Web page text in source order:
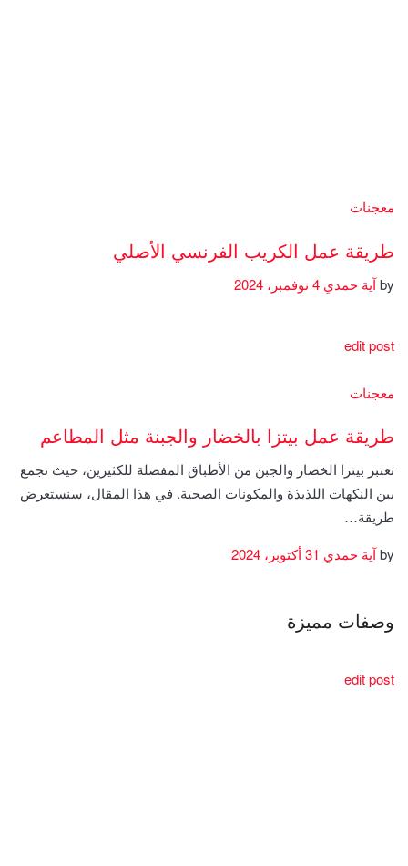
معجنات
طريقة عمل الكريب الفرنسي الأصلي
byآية حمدي
edit post
معجنات
طريقة عمل بيتزا بالخضار والجبنة مثل المطاعم
تعتبر بيتزا الخضار والجبن من الأطباق المفضلة للكثيرين، حيث تجمع
بين النكهات اللذيذة والمكونات الصحية. في هذا المقال، سنستعرض
طريقة…
byآية حمدي
وصفات مميزة
edit post